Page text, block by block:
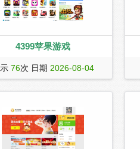
4399苹果游戏
果游戏为您提供热门苹果游戏下
手机游戏网。
76次 日期 2026-08-04